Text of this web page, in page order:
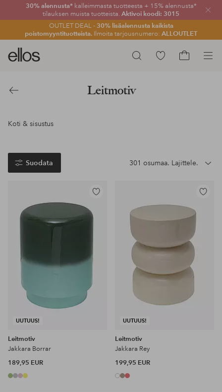
30% alennusta*kalleimmasta tuotteesta + 15% alennusta*
tilauksen muista tuotteista. Aktivoi koodi: 3015
OUTLET DEAL -30% lisäalennusta kaikista
poistomyyntituotteista. Ilmoita tarjousnumero: ALLOUTLET
Sulje
Hae
Ellos-
logo
siirry
Siirry
Takaisin Leitmotiv
Koti & sisustus
Suodata 301 osumaa. Lajittele.
UUTUUS!
Lisää
Leitmotiv
Jakkara Borrar
189,95 EUR
UUTUUS!
Lisää
Leitmotiv
Jakkara Rey
199,95 EUR